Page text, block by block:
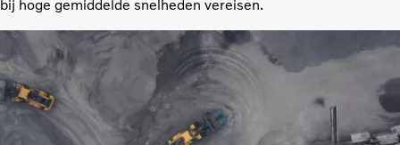
bij hoge gemiddelde snelheden vereisen.